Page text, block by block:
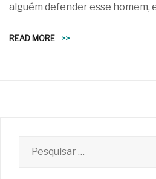
alguém defender esse homem,
READ MORE >>
por: